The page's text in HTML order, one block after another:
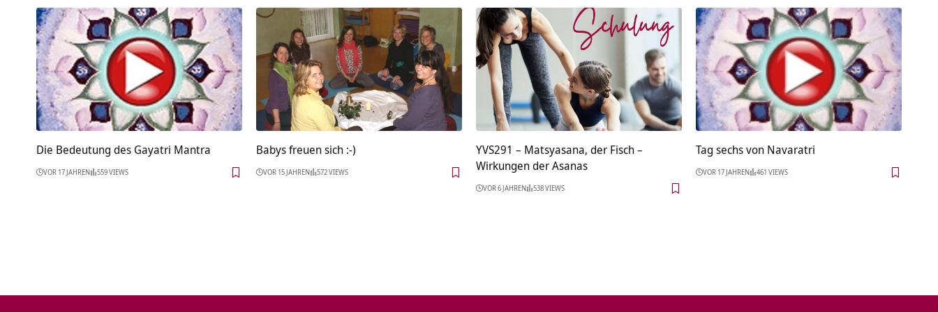
Die Bedeutung des Gayatri Mantra
VOR 17 JAHREN 559 VIEWS
Babys freuen sich :-)
VOR 15 JAHREN 572 VIEWS
YVS291 – Matsyasana, der Fisch –
Wirkungen der Asanas
VOR 6 JAHREN 538 VIEWS
Tag sechs von Navaratri
VOR 17 JAHREN 461 VIEWS